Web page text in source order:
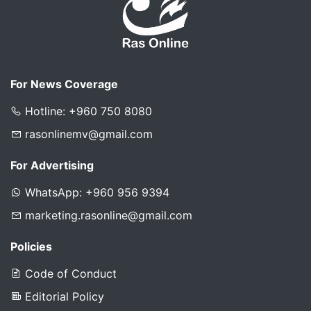
For News Coverage
Hotline: +960 750 8080
rasonlinemv@gmail.com
For Advertising
WhatsApp: +960 956 9394
marketing.rasonline@gmail.com
Policies
Code of Conduct
Editorial Policy